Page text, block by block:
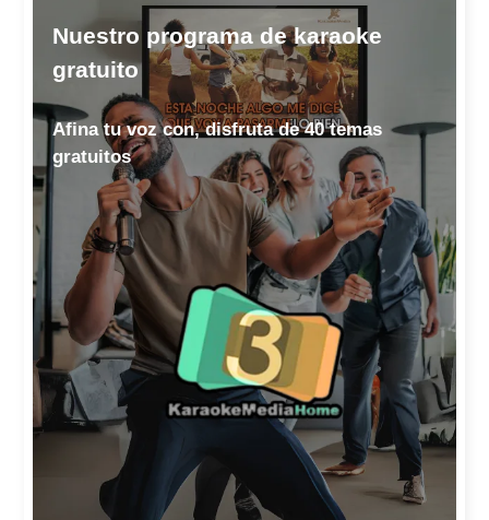
Nuestro programa de karaoke
gratuito
Afina tu voz con, disfruta de 40 temas
gratuitos